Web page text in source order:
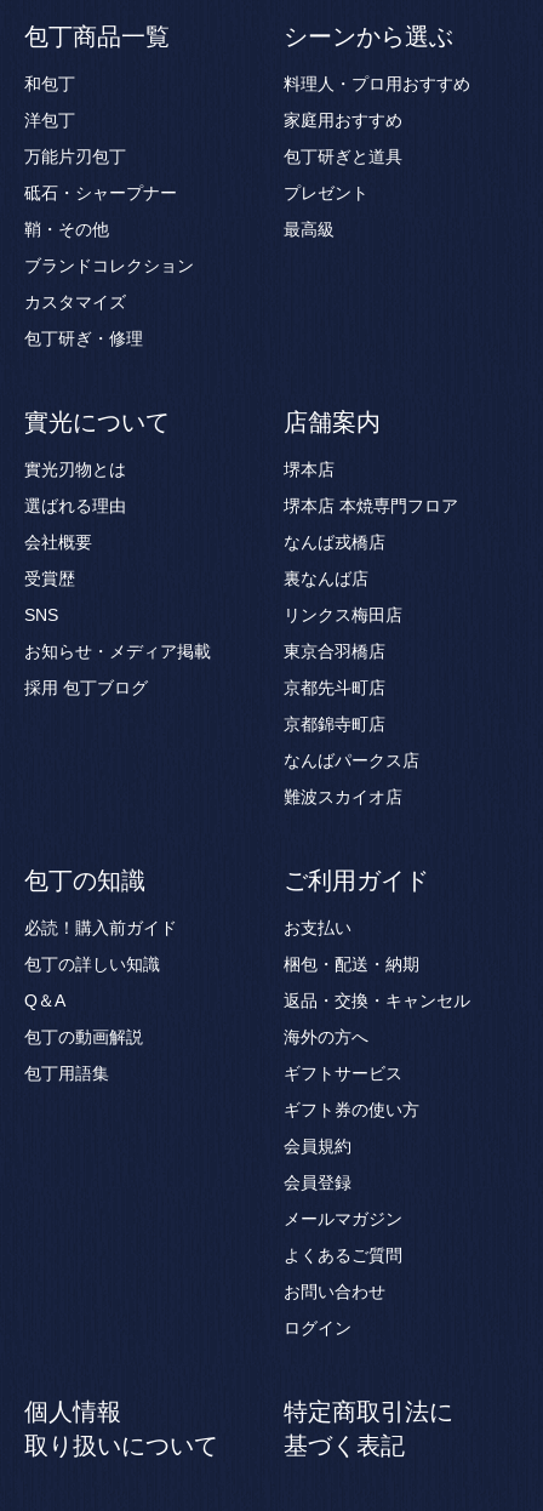
包丁商品一覧
和包丁
洋包丁
万能片刃包丁
砥石・シャープナー
鞘・その他
ブランドコレクション
カスタマイズ
包丁研ぎ・修理
シーンから選ぶ
料理人・プロ用おすすめ
家庭用おすすめ
包丁研ぎと道具
プレゼント
最高級
實光について
實光刃物とは
選ばれる理由
会社概要
受賞歴
SNS
お知らせ・メディア掲載
採用 包丁ブログ
店舗案内
堺本店
堺本店 本焼専門フロア
なんば戎橋店
裏なんば店
リンクス梅田店
東京合羽橋店
京都先斗町店
京都錦寺町店
なんばパークス店
難波スカイオ店
包丁の知識
必読！購入前ガイド
包丁の詳しい知識
Q＆A
包丁の動画解説
包丁用語集
ご利用ガイド
お支払い
梱包・配送・納期
返品・交換・キャンセル
海外の方へ
ギフトサービス
ギフト券の使い方
会員規約
会員登録
メールマガジン
よくあるご質問
お問い合わせ
ログイン
個人情報
取り扱いについて
特定商取引法に
基づく表記